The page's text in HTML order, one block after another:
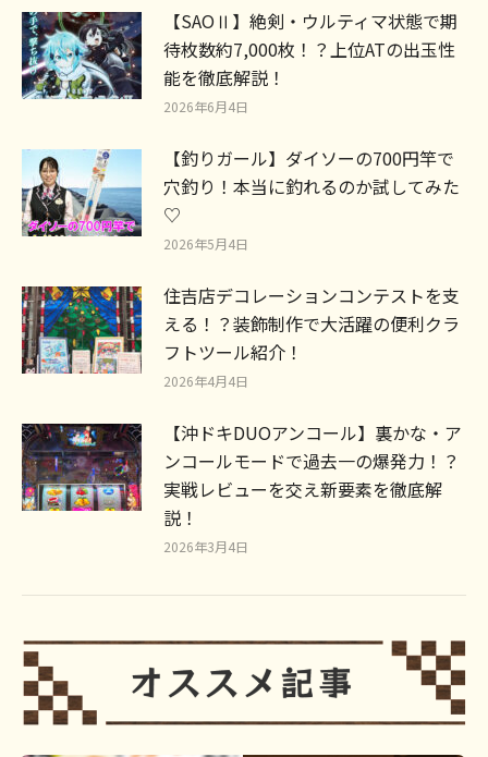
【SAOⅡ】絶剣・ウルティマ状態で期
待枚数約7,000枚！？上位ATの出玉性
能を徹底解説！
2026年6月4日
【釣りガール】ダイソーの700円竿で
穴釣り！本当に釣れるのか試してみた
♡
2026年5月4日
住吉店デコレーションコンテストを支
える！？装飾制作で大活躍の便利クラ
フトツール紹介！
2026年4月4日
【沖ドキDUOアンコール】裏かな・ア
ンコールモードで過去一の爆発力！？
実戦レビューを交え新要素を徹底解
説！
2026年3月4日